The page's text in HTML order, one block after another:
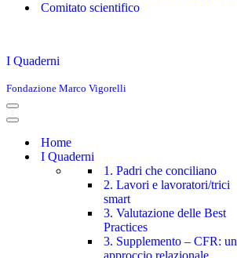
Comitato scientifico
I Quaderni
Fondazione Marco Vigorelli
Menu
di
Menu
navigazione
Home
I Quaderni
1. Padri che conciliano
2. Lavori e lavoratori/trici
smart
3. Valutazione delle Best
Practices
3. Supplemento – CFR: un
approccio relazionale